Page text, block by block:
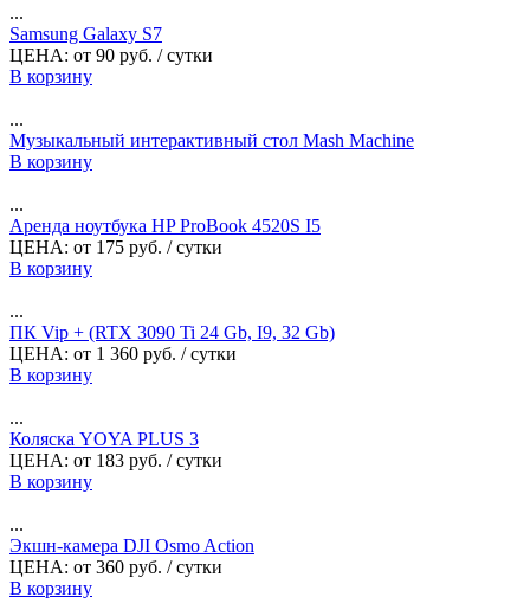
...
Samsung Galaxy S7
ЦЕНА: от 90 руб. / сутки
В корзину
...
Музыкальный интерактивный стол Mash Machine
В корзину
...
Аренда ноутбука HP ProBook 4520S I5
ЦЕНА: от 175 руб. / сутки
В корзину
...
ПК Vip + (RTX 3090 Ti 24 Gb, I9, 32 Gb)
ЦЕНА: от 1 360 руб. / сутки
В корзину
...
Коляска YOYA PLUS 3
ЦЕНА: от 183 руб. / сутки
В корзину
...
Экшн-камера DJI Osmo Action
ЦЕНА: от 360 руб. / сутки
В корзину